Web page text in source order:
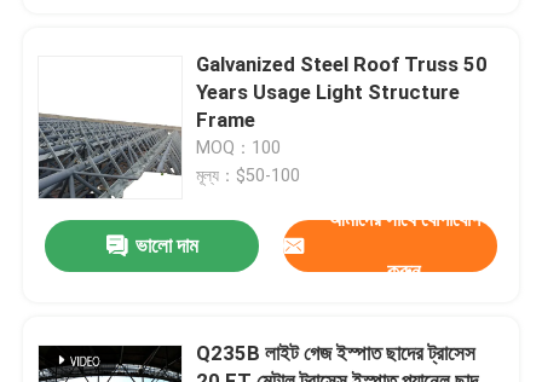
খবর
মামলা
স্পেস ফ্রেম ট্রাস
Galvanized Steel Roof Truss 50
Years Usage Light Structure
Frame
MOQ：100
মূল্য：$50-100
ভালো দাম
আমাদের সাথে যোগাযোগ
করুন
Q235B লাইট গেজ ইস্পাত ছাদের ট্রাসেস